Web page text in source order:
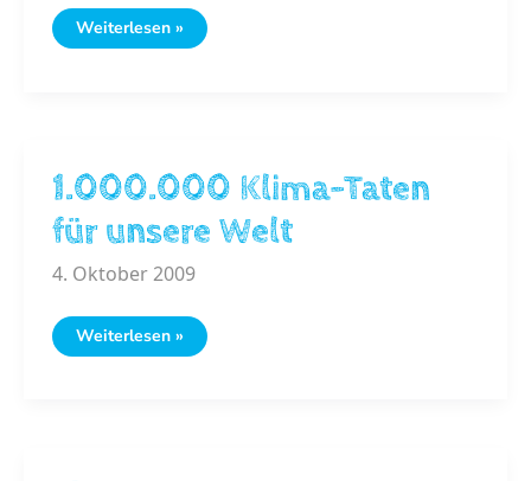
Kostenlose
E-
wissen
wollen
Weiterlesen »
1.000.000 Klima-Taten
für unsere Welt
4. Oktober 2009
1.000.000
Weiterlesen »